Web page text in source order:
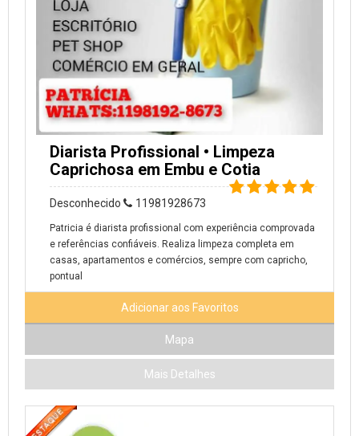
Diarista Profissional • Limpeza
Caprichosa em Embu e Cotia
Desconhecido 11981928673
Patricia é diarista profissional com experiência comprovada
e referências confiáveis. Realiza limpeza completa em
casas, apartamentos e comércios, sempre com capricho,
pontual
Adicionar aos Favoritos
Mapa
Mais Detalhes